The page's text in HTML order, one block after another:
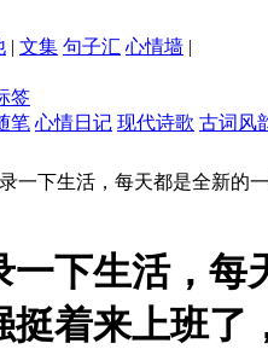
| 文集 句子汇 心情墙 |
签
笔 心情日记 现代诗歌 古词风
一下生活，每天都是全新的
一下生活，
挺着来上班